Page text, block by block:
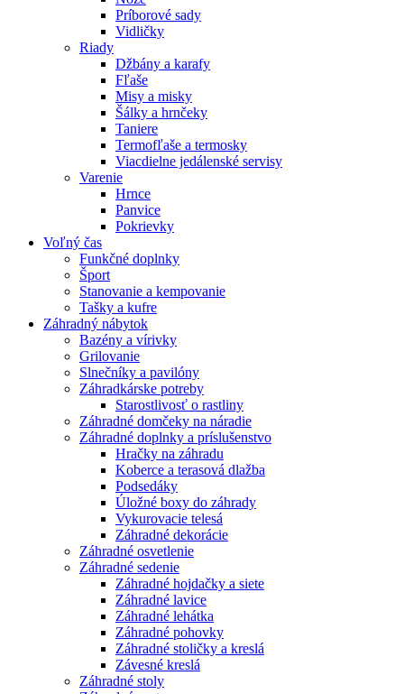
Príborové sady
Vidličky
Riady
Džbány a karafy
Fľaše
Misy a misky
Šálky a hrnčeky
Taniere
Termofľaše a termosky
Viacdielne jedálenské servisy
Varenie
Hrnce
Panvice
Pokrievky
Voľný čas
Funkčné doplnky
Šport
Stanovanie a kempovanie
Tašky a kufre
Záhradný nábytok
Bazény a vírivky
Grilovanie
Slnečníky a pavilóny
Záhradkárske potreby
Starostlivosť o rastliny
Záhradné domčeky na náradie
Záhradné doplnky a príslušenstvo
Hračky na záhradu
Koberce a terasová dlažba
Podsedáky
Úložné boxy do záhrady
Vykurovacie telesá
Záhradné dekorácie
Záhradné osvetlenie
Záhradné sedenie
Záhradné hojdačky a siete
Záhradné lavice
Záhradné lehátka
Záhradné pohovky
Záhradné stoličky a kreslá
Závesné kreslá
Záhradné stoly